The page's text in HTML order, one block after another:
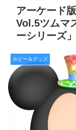
アーケード
Vol.5ツムマ
ーシリーズ
ホビー＆グッズ